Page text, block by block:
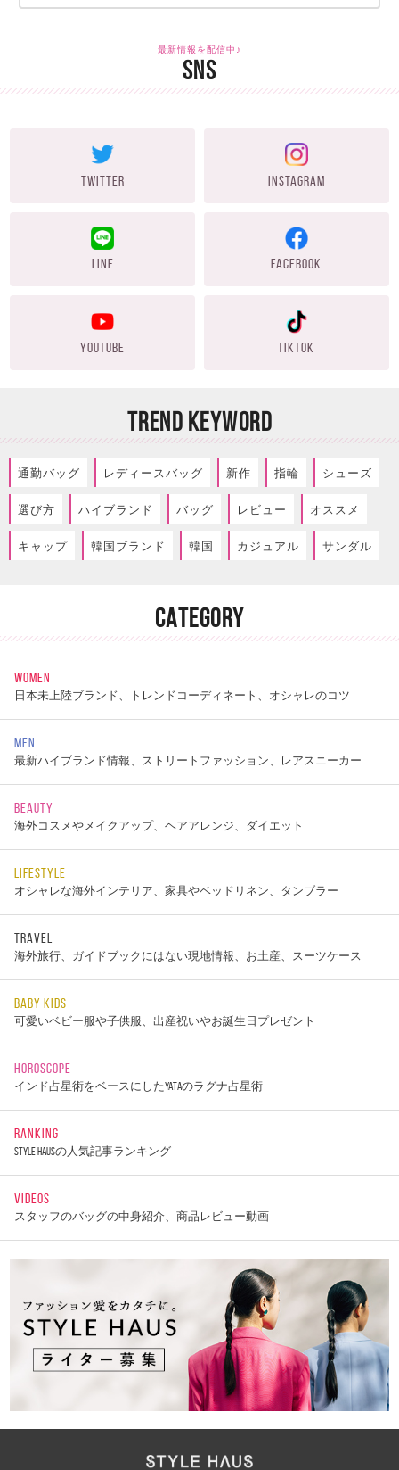
最新情報を配信中♪
SNS
TWITTER INSTAGRAM
LINE FACEBOOK
YOUTUBE TIKTOK
TREND KEYWORD
通勤バッグ レディースバッグ 新作 指輪 シューズ
選び方 ハイブランド バッグ レビュー オススメ
キャップ 韓国ブランド 韓国 カジュアル サンダル
CATEGORY
WOMEN
日本未上陸ブランド、トレンドコーディネート、オシャレのコツ
MEN
最新ハイブランド情報、ストリートファッション、レアスニーカー
BEAUTY
海外コスメやメイクアップ、ヘアアレンジ、ダイエット
LIFESTYLE
オシャレな海外インテリア、家具やベッドリネン、タンブラー
TRAVEL
海外旅行、ガイドブックにはない現地情報、お土産、スーツケース
BABY KIDS
可愛いベビー服や子供服、出産祝いやお誕生日プレゼント
HOROSCOPE
インド占星術をベースにしたYATAのラグナ占星術
RANKING
STYLE HAUSの人気記事ランキング
VIDEOS
スタッフのバッグの中身紹介、商品レビュー動画